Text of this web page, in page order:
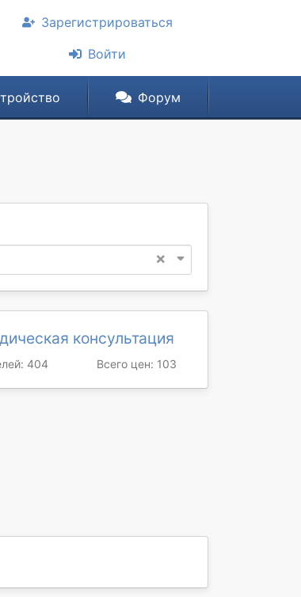
Зарегистрироваться
Войти
Форум
×
консультация
404 Всего цен: 103